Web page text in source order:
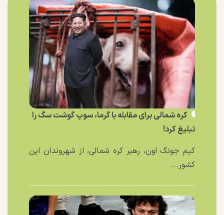
کره شمالی برای مقابله با گرما، سوپ گوشت سگ را
تبلیغ کرد!
کیم جونگ اون، رهبر کره شمالی، از شهروندان این
کشور...